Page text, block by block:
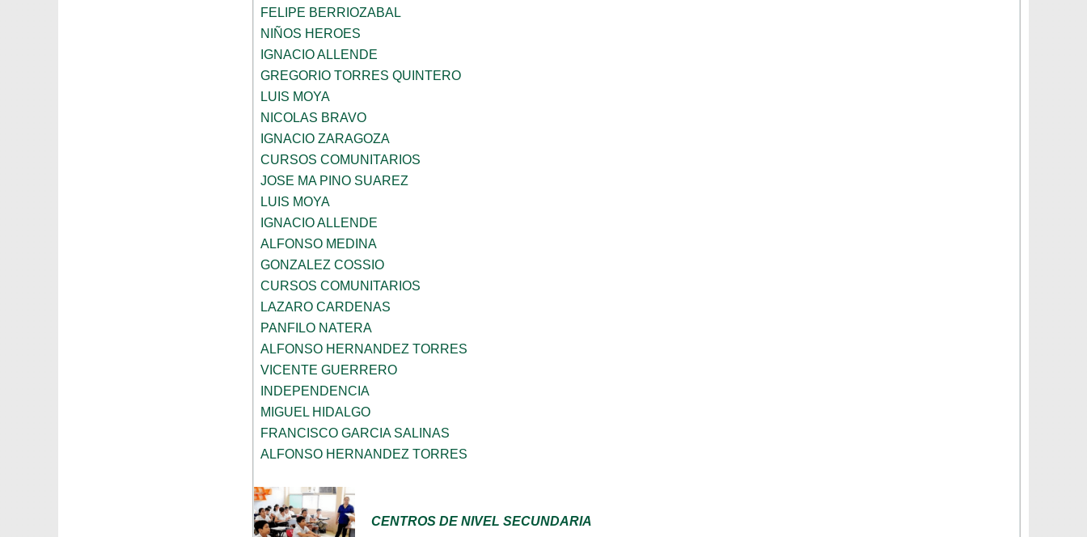
FELIPE BERRIOZABAL
NIÑOS HEROES
IGNACIO ALLENDE
GREGORIO TORRES QUINTERO
LUIS MOYA
NICOLAS BRAVO
IGNACIO ZARAGOZA
CURSOS COMUNITARIOS
JOSE MA PINO SUAREZ
LUIS MOYA
IGNACIO ALLENDE
ALFONSO MEDINA
GONZALEZ COSSIO
CURSOS COMUNITARIOS
LAZARO CARDENAS
PANFILO NATERA
ALFONSO HERNANDEZ TORRES
VICENTE GUERRERO
INDEPENDENCIA
MIGUEL HIDALGO
FRANCISCO GARCIA SALINAS
ALFONSO HERNANDEZ TORRES
CENTROS DE NIVEL SECUNDARIA